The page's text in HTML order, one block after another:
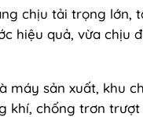
chịu tải trọng lớn,
hiệu quả, vừa chịu
máy sản xuất, khu
khí, chống trơn